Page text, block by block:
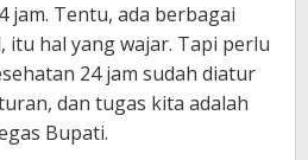
jam. Tentu, ada berbagai
itu hal yang wajar. Tapi perlu
24 jam sudah diatur
dan tugas kita adalah
Bupati.